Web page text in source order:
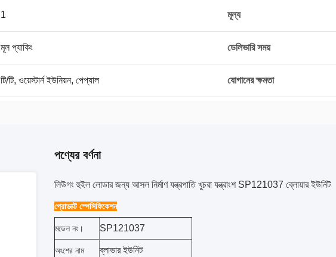
1 মূল্য
মূল প্যাকিং ডেলিভারি সময়
টি/টি, ওয়েস্টার্ন ইউনিয়ন, পেপ্যাল যোগানের ক্ষমতা
পণ্যের বর্ণনা
লিউগং হুইল লোডার জন্য আসল নির্মাণ যন্ত্রপাতি খুচরা যন্ত্রাংশ SP121037 ব্লোয়ার ইউনিট
প্রোডাক্ট স্পেসিফিকেশন
মডেল নং। SP121037
অংশের নাম ব্লাভার ইউনিট